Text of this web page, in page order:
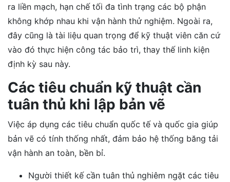
ra liền mạch, hạn chế tối đa tình trạng các bộ phận
không khớp nhau khi vận hành thử nghiệm. Ngoài ra,
đây cũng là tài liệu quan trọng để kỹ thuật viên căn cứ
vào đó thực hiện công tác bảo trì, thay thế linh kiện
định kỳ sau này.
Các tiêu chuẩn kỹ thuật cần
tuân thủ khi lập bản vẽ
Việc áp dụng các tiêu chuẩn quốc tế và quốc gia giúp
bản vẽ có tính thống nhất, đảm bảo hệ thống băng tải
vận hành an toàn, bền bỉ.
Người thiết kế cần tuân thủ nghiêm ngặt các tiêu